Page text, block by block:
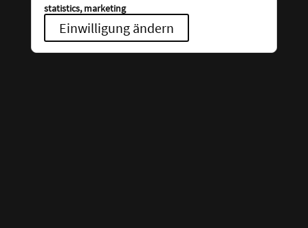
statistics, marketing
Einwilligung ändern